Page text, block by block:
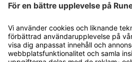
OM RUNELANDHS
Om Runelandhs